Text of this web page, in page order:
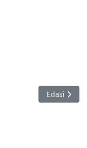
Verhni (25.09.1957 -
Järgmine
Edasi